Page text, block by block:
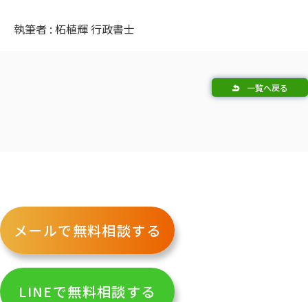
執筆者 : 柘植輝 行政書士
一覧へ戻る
メールで無料相談する
LINEで無料相談する